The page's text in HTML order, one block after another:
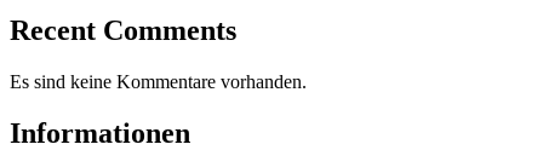
Recent Comments
Es sind keine Kommentare vorhanden.
Informationen